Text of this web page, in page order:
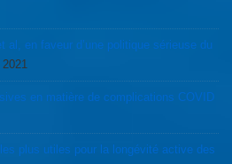
al, en faveur d’une politique sérieuse du
en matière de complications COVID
plus utiles pour la longévité active des